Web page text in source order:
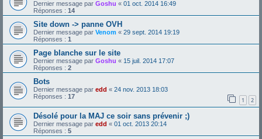
Dernier message par Goshu « 01 oct. 2014 16:49
Réponses : 14
Site down -> panne OVH
Dernier message par Venom « 29 sept. 2014 19:19
Réponses : 1
Page blanche sur le site
Dernier message par Goshu « 15 juil. 2014 17:07
Réponses : 2
Bots
Dernier message par edd « 24 nov. 2013 18:03
Réponses : 17 1 2
Désolé pour la MAJ ce soir sans prévenir ;)
Dernier message par edd « 01 oct. 2013 20:14
Réponses : 5